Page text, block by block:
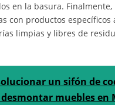
en la basura.
con productos específicos
limpias y libres de
un sifón de
muebles en